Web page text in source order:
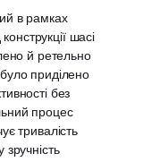
в рамках
шасі
й ретельно
приділено
без
процес
тривалість